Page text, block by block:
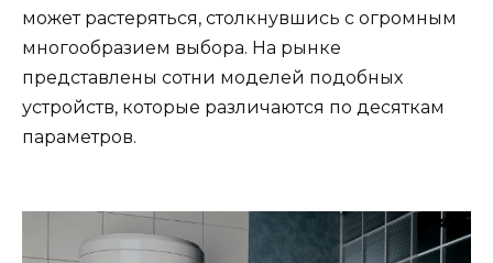
может растеряться, столкнувшись с огромным
многообразием выбора. На рынке
представлены сотни моделей подобных
устройств, которые различаются по десяткам
параметров.